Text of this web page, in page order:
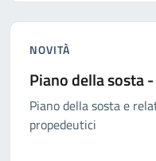
NOVITÀ
Piano della sosta
Piano della sosta e
propedeutici